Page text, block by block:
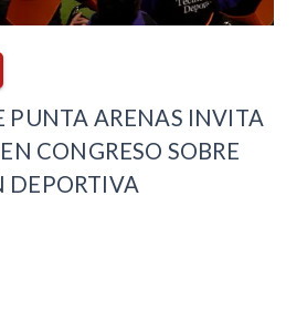
PUNTA ARENAS INVITA
CONGRESO SOBRE
DEPORTIVA